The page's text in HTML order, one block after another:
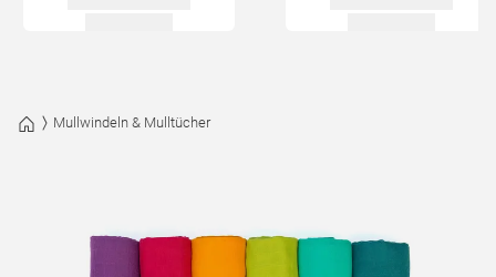
Mullwindeln & Mulltücher